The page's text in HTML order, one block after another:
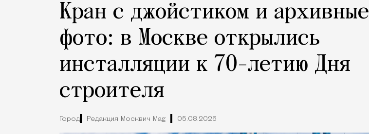
Кран с джойстиком и архивные
фото: в Москве открылись
инсталляции к 70-летию Дня
строителя
Город Редакция Москвич Mag 05.08.2026